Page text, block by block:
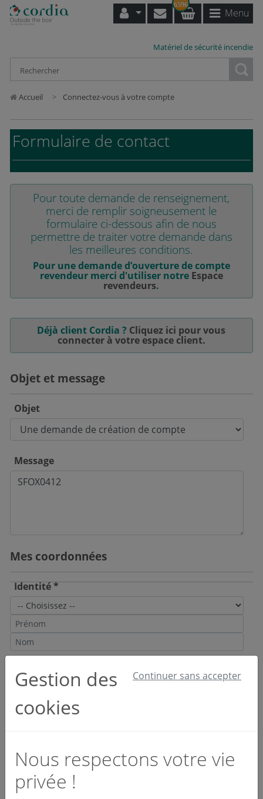
6596
Menu
Matériel de sécurité incendie
Accueil Connectez-vous à votre compte
Formulaire de contact
Pour toute demande de renseignement,
merci de remplir soigneusement le
formulaire ci-dessous afin de nous
permettre de traiter votre demande dans
les meilleures conditions.
Pour une demande d’ouverture de compte
revendeur merci d'utiliser notre Espace
revendeurs.
Déjà client Cordia ? Cliquez ici pour vous
connecter à votre espace client.
Objet et message
Objet
Message
Mes coordonnées
Identité *
Email et téléphone *
Activité *
Gestion des
cookies
Continuer sans accepter
Nous respectons votre vie
privée !